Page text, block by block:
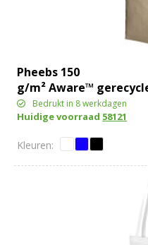
Pheebs 150
g/m² Aware™
draagtas
Bedrukt in 8 werkdagen
Huidige voorraad 58121